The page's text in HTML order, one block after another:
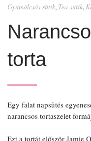
Gyümölcsös sütik, Tea sütik,
torta
Egy falat napsütés
narancsos tortaszelet
Ezt a tortát először Jamie